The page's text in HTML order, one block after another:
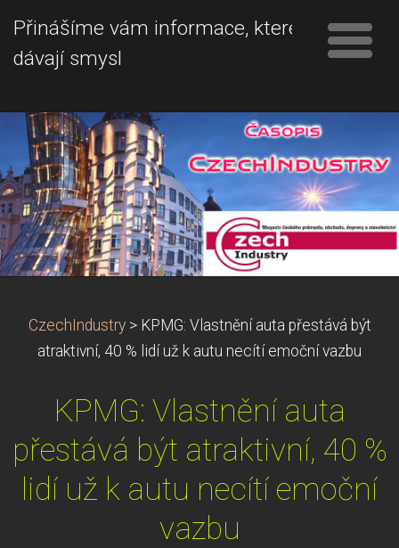
Přinášíme vám informace, které
dávají smysl
CzechIndustry > KPMG: Vlastnění auta přestává být
atraktivní, 40 % lidí už k autu necítí emoční vazbu
KPMG: Vlastnění auta
přestává být atraktivní, 40 %
lidí už k autu necítí emoční
vazbu